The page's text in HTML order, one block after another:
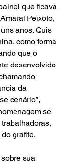
que ficava
Peixoto,
anos. Quis
como forma
que o
desenvolvido
da
cenário”,
se
grafite.
sua